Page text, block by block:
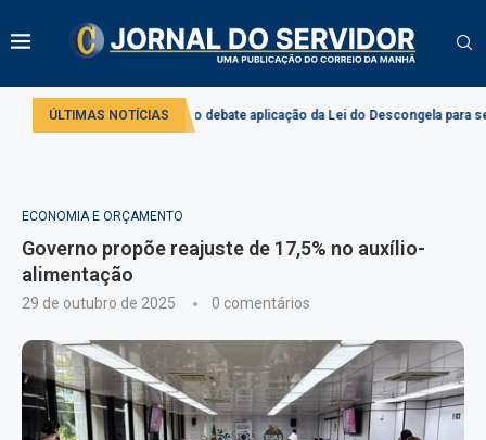
ÚLTIMAS NOTÍCIAS
Comissão debate aplicação da Lei do Descongela para servidores
ECONOMIA E ORÇAMENTO
Governo propõe reajuste de 17,5% no auxílio-
alimentação
29 de outubro de 2025 0 comentários